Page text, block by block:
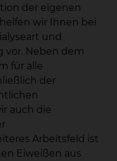
der eigenen
wir Ihnen bei
und
vor. Neben dem
für alle
der
auch die
Arbeitsfeld ist
Eiweißen aus